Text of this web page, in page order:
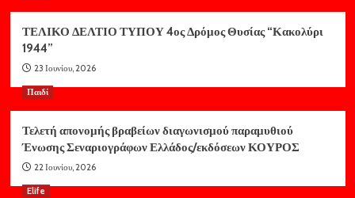
ΤΕΛΙΚΟ ΔΕΛΤΙΟ ΤΥΠΟΥ 4ος Δρόμος Θυσίας “Κακολύρι
1944”
23 Ιουνίου, 2026
Παιδί
Τελετή απονομής βραβείων διαγωνισμού παραμυθιού
Ένωσης Σεναριογράφων Ελλάδος/εκδόσεων ΚΟΥΡΟΣ
22 Ιουνίου, 2026
Elife